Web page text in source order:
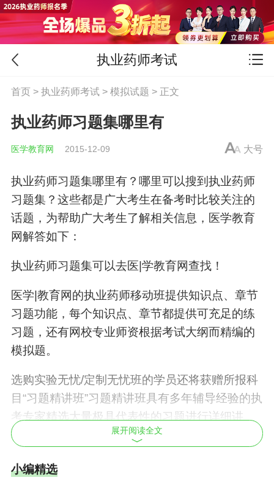
执业药师考试
首页> 执业药师考试> 模拟试题 > 正文
执业药师习题集哪里有
医学教育网 2015-12-09 大号
执业药师习题集哪里有？哪里可以搜到执业药师
习题集？这些都是广大考生在备考时比较关注的
话题，为帮助广大考生了解相关信息，医学教育
网解答如下：
执业药师习题集可以去医|学教育网查找！
医学|教育网的执业药师移动班提供知识点、章节
习题功能，每个知识点、章节都提供可充足的练
习题，还有网校专业师资根据考试大纲而精编的
模拟题。
选购实验无忧/定制无忧班的学员还将获赠所报科
目“习题精讲班”习题精讲班具有多年辅导经验的执
考专家精选大量极具代表性的习题进行详细讲
解，深入剖析出题规律及解题思路，演示解题过
握命题规律、提高解题能力。从而帮助考生进一
展开阅读全文
小编精选